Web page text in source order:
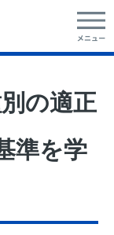
の適正
準を学